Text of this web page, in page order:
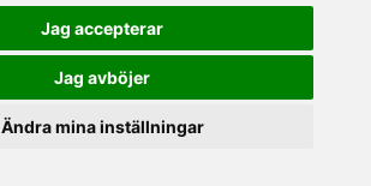
Jag accepterar
Jag avböjer
Ändra mina inställningar